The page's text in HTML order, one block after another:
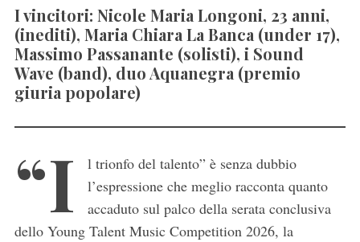
I vincitori: Nicole Maria Longoni, 23 anni,
(inediti), Maria Chiara La Banca (under 17),
Massimo Passanante (solisti), i Sound
Wave (band), duo Aquanegra (premio
giuria popolare)
“I
l trionfo del talento” è senza dubbio
l’espressione che meglio racconta quanto
accaduto sul palco della serata conclusiva
dello Young Talent Music Competition 2026, la